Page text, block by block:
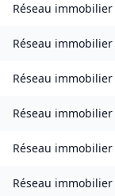
Réseau immobilier
Réseau immobilier
Réseau immobilier
Réseau immobilier
Réseau immobilier
Réseau immobilier